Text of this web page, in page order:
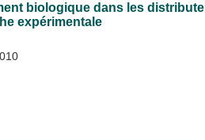
biologique dans les
expérimentale